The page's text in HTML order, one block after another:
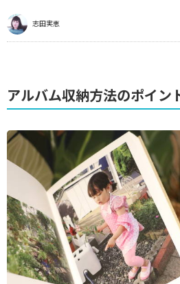
志田実恵
アルバム収納方法のポイン